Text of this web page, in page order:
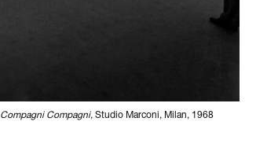
Compagni Compagni, Studio Marconi, Milan, 1968